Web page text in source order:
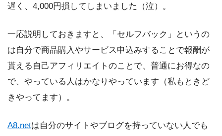
遅く、4,000円損してしまいました（泣）。
一応説明しておきますと、「セルフバック」というの
は自分で商品購入やサービス申込みすることで報酬が
貰える自己アフィリエイトのことで、普通にお得なの
で、やっている人はかなりやっています（私もときど
きやってます）。
A8.netは自分のサイトやブログを持っていない人でも